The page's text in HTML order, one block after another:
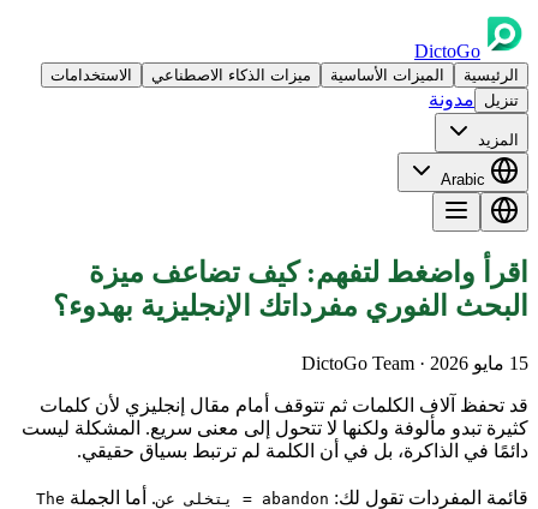
DictoGo
الرئيسية الميزات الأساسية ميزات الذكاء الاصطناعي
الاستخدامات
تنزيل
مدونة
المزيد
اقرأ واضغط لتفهم: كيف تضاعف ميزة
البحث الفوري مفرداتك الإنجليزية بهدوء؟
15 مايو 2026 · DictoGo Team
قد تحفظ آلاف الكلمات ثم تتوقف أمام مقال إنجليزي لأن كلمات
كثيرة تبدو مألوفة ولكنها لا تتحول إلى معنى سريع. المشكلة ليست
دائمًا في الذاكرة، بل في أن الكلمة لم ترتبط بسياق حقيقي.
قائمة المفردات تقول لك: abandon = يتخلى عن . أما الجملة The